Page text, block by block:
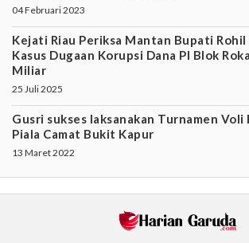
04 Februari 2023
Kejati Riau Periksa Mantan Bupati
Kasus Dugaan Korupsi Dana PI Blok
Miliar
25 Juli 2025
Gusri sukses laksanakan Turnamen Voli
Piala Camat Bukit Kapur
13 Maret 2022